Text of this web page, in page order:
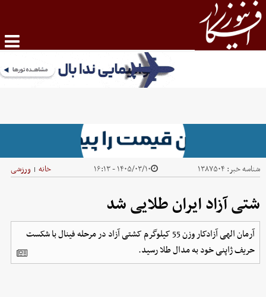
شناسه خبر: ۱۳۸۷۵۰۴ ۱۴۰۵/۰۳/۱۰ - ۱۶:۱۳ خانه | ورزشی
شتی آزاد ایران طلایی شد
آرمان الهی آزادکار وزن 55 کیلوگرم کشتی آزاد در مرحله فینال با شکست
حریف ژاپنی خود به مدال طلا رسید.